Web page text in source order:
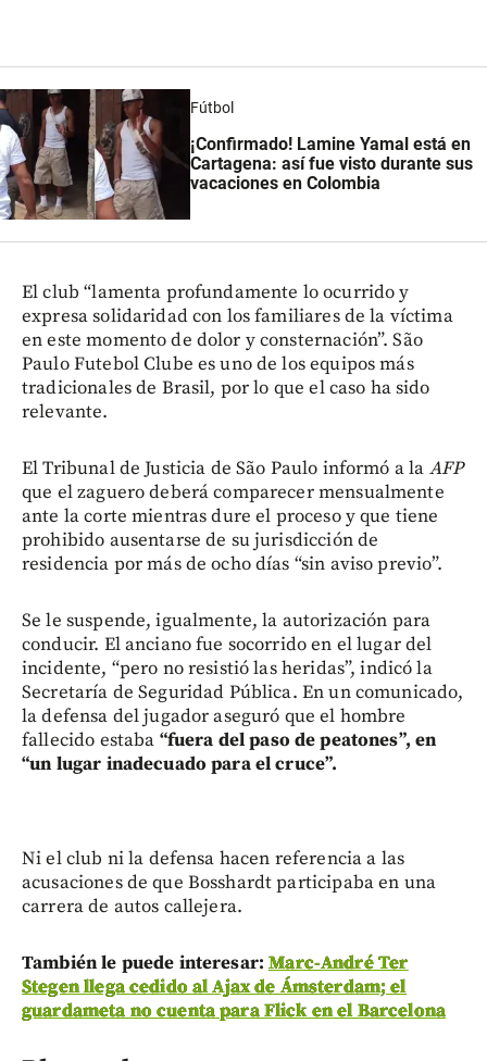
Fútbol
¡Confirmado! Lamine Yamal está en
Cartagena: así fue visto durante sus
vacaciones en Colombia
El club “lamenta profundamente lo ocurrido y
expresa solidaridad con los familiares de la víctima
en este momento de dolor y consternación”. São
Paulo Futebol Clube es uno de los equipos más
tradicionales de Brasil, por lo que el caso ha sido
relevante.
El Tribunal de Justicia de São Paulo informó a la AFP
que el zaguero deberá comparecer mensualmente
ante la corte mientras dure el proceso y que tiene
prohibido ausentarse de su jurisdicción de
residencia por más de ocho días “sin aviso previo”.
Se le suspende, igualmente, la autorización para
conducir. El anciano fue socorrido en el lugar del
incidente, “pero no resistió las heridas”, indicó la
Secretaría de Seguridad Pública. En un comunicado,
la defensa del jugador aseguró que el hombre
fallecido estaba “fuera del paso de peatones”, en
“un lugar inadecuado para el cruce”.
Ni el club ni la defensa hacen referencia a las
acusaciones de que Bosshardt participaba en una
carrera de autos callejera.
También le puede interesar:Marc-André Ter
Stegen llega cedido al Ajax de Ámsterdam; el
guardameta no cuenta para Flick en el Barcelona